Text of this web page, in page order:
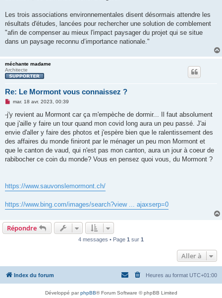
Les trois associations environnementales disent désormais attendre les
résultats d'études, lancées pour rechercher une solution de comblement
"afin de compenser au mieux l'impact paysager du projet qui se situe
dans un paysage reconnu d’importance nationale."
méchante madame
Architecte
Re: Le Mormont vous connaissez ?
M
s
s
a
g
n
o
l
mar. 18 avr. 2023, 00:39
-j'y revient au Mormont car ça m'empèche de dormir... Il faut absolument
que j'aille y faire un tour quand mon covid long aura un peu passé. J'ai
envie d'aller y faire des photos et j'espère bien que le ralentissement des
des affaires du monde finiront par le ménager un peu mon Mormont et
que le canton de vaud, qui n'est pas mon canton, aura un jour à coeur de
rabibocher ce coin du monde? Vous en pensez quoi vous, du Mormont ?
https://www.sauvonslemormont.ch/
https://www.bing.com/images/search?view ... ajaxserp=0
Répondre
4 messages • Page 1 sur 1
Aller à
Index du forum Heures au format UTC+01:00
Développé parphpBB® Forum Software © phpBB Limited